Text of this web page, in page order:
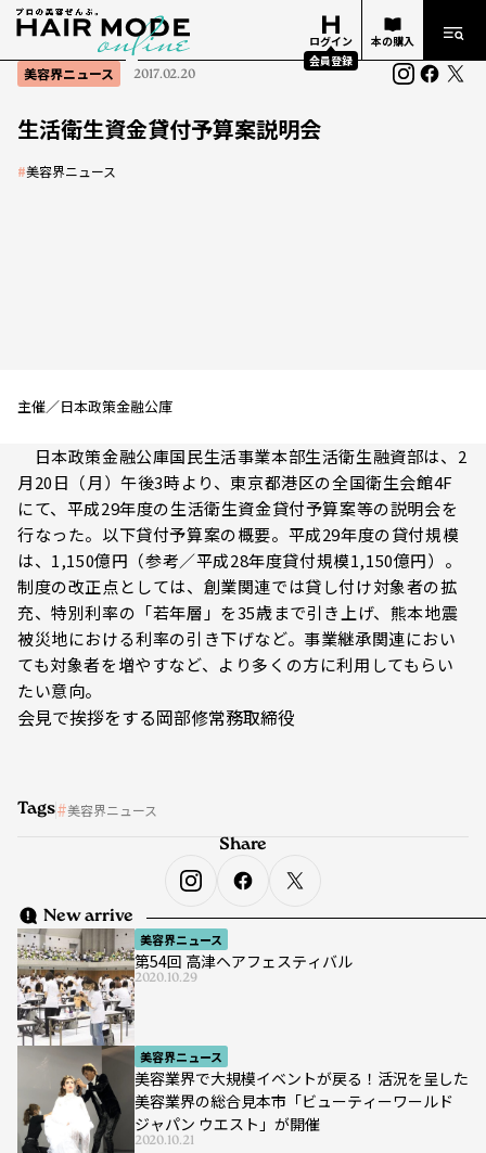
ログイン
会員登録
本の購入
美容界ニュース 2017.02.20
生活衛生資金貸付予算案説明会
#美容界ニュース
主催／日本政策金融公庫
日本政策金融公庫国民生活事業本部生活衛生融資部は、2
月20日（月）午後3時より、東京都港区の全国衛生会館4F
にて、平成29年度の生活衛生資金貸付予算案等の説明会を
行なった。以下貸付予算案の概要。平成29年度の貸付規模
は、1,150億円（参考／平成28年度貸付規模1,150億円）。
制度の改正点としては、創業関連では貸し付け対象者の拡
充、特別利率の「若年層」を35歳まで引き上げ、熊本地震
被災地における利率の引き下げなど。事業継承関連におい
ても対象者を増やすなど、より多くの方に利用してもらい
たい意向。
会見で挨拶をする岡部修常務取締役
Tags 美容界ニュース
New arrive
美容界ニュース
第54回 高津ヘアフェスティバル
2020.10.29
美容界ニュース
美容業界で大規模イベントが戻る！活況を呈した
美容業界の総合見本市「ビューティーワールド
ジャパン ウエスト」が開催
2020.10.21
Share